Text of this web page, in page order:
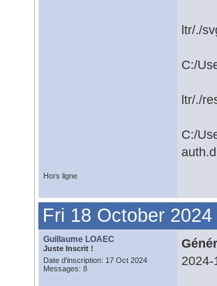
ltr/./
C:/
ltr/./
C:/
Hors ligne
Fri 18 October 2024
Guillaume LOAEC
Juste Inscrit !
Date d'inscription: 17 Oct 2024
Messages: 8